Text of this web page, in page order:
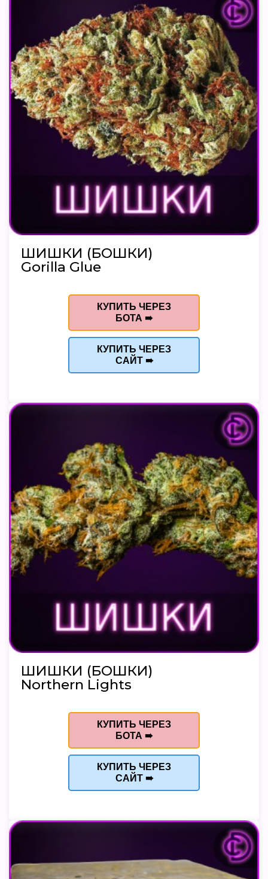
ШИШКИ (БОШКИ)
Gorilla Glue
КУПИТЬ ЧЕРЕЗ
БОТА ➠
КУПИТЬ ЧЕРЕЗ
САЙТ ➠
ШИШКИ (БОШКИ)
Northern Lights
КУПИТЬ ЧЕРЕЗ
БОТА ➠
КУПИТЬ ЧЕРЕЗ
САЙТ ➠